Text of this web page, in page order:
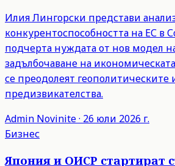
Илия Лингорски представи
конкурентоспособността на ЕС в
подчерта нуждата от нов модел
задълбочаване на
се преодолеят
предизвикателства.
Admin Novinite· 26 юли 2026 г.
Бизнес
Япония и ОИСР стартират